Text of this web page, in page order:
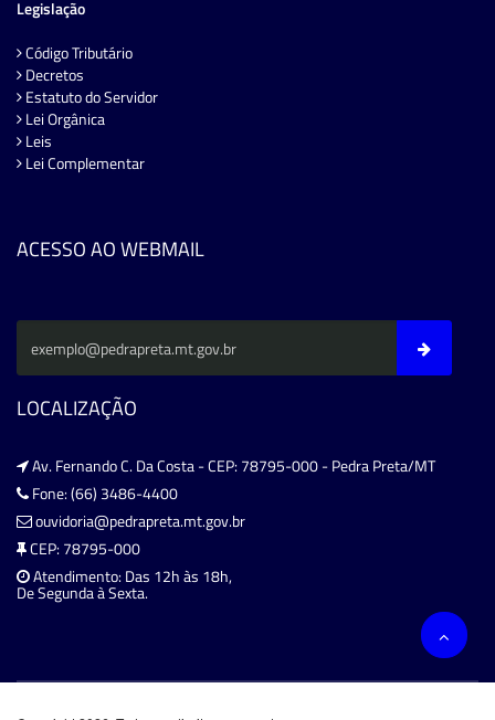
Legislação
Código Tributário
Decretos
Estatuto do Servidor
Lei Orgânica
Leis
Lei Complementar
ACESSO AO WEBMAIL
LOCALIZAÇÃO
Av. Fernando C. Da Costa - CEP: 78795-000 - Pedra Preta/MT
Fone: (66) 3486-4400
ouvidoria@pedrapreta.mt.gov.br
CEP: 78795-000
Atendimento: Das 12h às 18h,
De Segunda à Sexta.